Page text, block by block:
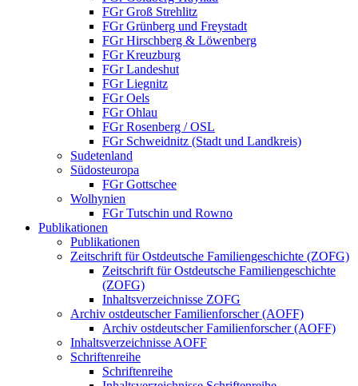
FGr Groß Strehlitz
FGr Grünberg und Freystadt
FGr Hirschberg & Löwenberg
FGr Kreuzburg
FGr Landeshut
FGr Liegnitz
FGr Oels
FGr Ohlau
FGr Rosenberg / OSL
FGr Schweidnitz (Stadt und Landkreis)
Sudetenland
Südosteuropa
FGr Gottschee
Wolhynien
FGr Tutschin und Rowno
Publikationen
Publikationen
Zeitschrift für Ostdeutsche Familiengeschichte (ZOFG)
Zeitschrift für Ostdeutsche Familiengeschichte
(ZOFG)
Inhaltsverzeichnisse ZOFG
Archiv ostdeutscher Familienforscher (AOFF)
Archiv ostdeutscher Familienforscher (AOFF)
Inhaltsverzeichnisse AOFF
Schriftenreihe
Schriftenreihe